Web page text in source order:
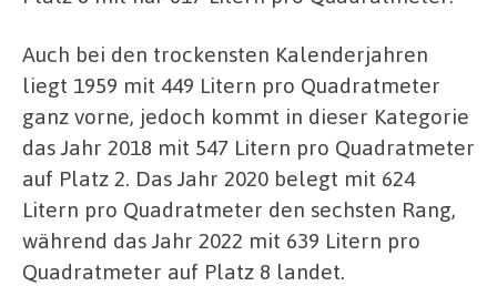
Auch bei den trockensten Kalenderjahren
liegt 1959 mit 449 Litern pro Quadratmeter
ganz vorne, jedoch kommt in dieser Kategorie
das Jahr 2018 mit 547 Litern pro Quadratmeter
auf Platz 2. Das Jahr 2020 belegt mit 624
Litern pro Quadratmeter den sechsten Rang,
während das Jahr 2022 mit 639 Litern pro
Quadratmeter auf Platz 8 landet.